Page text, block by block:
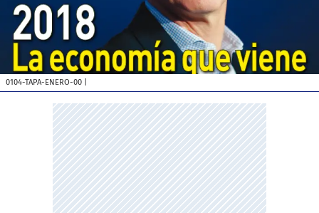
0104-TAPA-ENERO-00